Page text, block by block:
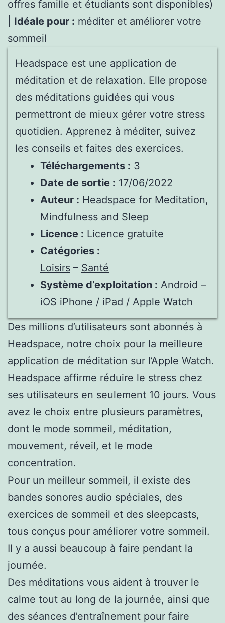
offres famille et étudiants sont disponibles)
Idéale pour : méditer et améliorer votre
sommeil
Headspace est une application de
méditation et de relaxation. Elle propose
des méditations guidées qui vous
permettront de mieux gérer votre stress
quotidien. Apprenez à méditer, suivez
les conseils et faites des exercices.
Téléchargements : 3
Date de sortie : 17/06/2022
Auteur : Headspace for Meditation,
Mindfulness and Sleep
Licence : Licence gratuite
Catégories :
Loisirs – Santé
Système d’exploitation : Android –
iOS iPhone / iPad / Apple Watch
Des millions d’utilisateurs sont abonnés à
Headspace, notre choix pour la meilleure
application de méditation sur l’Apple Watch.
Headspace affirme réduire le stress chez
ses utilisateurs en seulement 10 jours. Vous
avez le choix entre plusieurs paramètres,
dont le mode sommeil, méditation,
mouvement, réveil, et le mode
concentration.
Pour un meilleur sommeil, il existe des
bandes sonores audio spéciales, des
exercices de sommeil et des sleepcasts,
tous conçus pour améliorer votre sommeil.
Il y a aussi beaucoup à faire pendant la
journée.
Des méditations vous aident à trouver le
calme tout au long de la journée, ainsi que
des séances d’entraînement pour faire